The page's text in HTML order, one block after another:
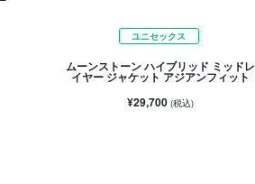
ユニセックス
ムーンストーン ハイブリッド ミッドレ
イヤー ジャケット アジアンフィット
¥29,700 (税込)